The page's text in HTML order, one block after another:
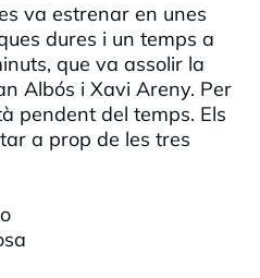
va estrenar en unes
dures i un temps a
que va assolir la
Albós i Xavi Areny. Per
pendent del temps. Els
a prop de les tres